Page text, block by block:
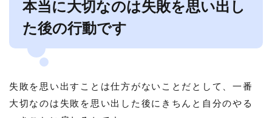
本当に大切なのは失敗を思い出し
た後の行動です
失敗を思い出すことは仕方がないことだとして、一番
大切なのは失敗を思い出した後にきちんと自分のやる